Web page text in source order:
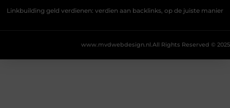
Linkbuilding geld verdienen: verdien aan backlinks, op de juiste manier
All Rights Reserved © 2025
www.mvdwebdesign.nl.